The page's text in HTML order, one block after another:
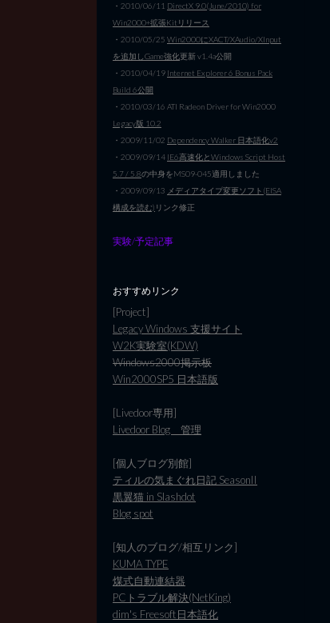
・2010/06/11 DirectX 9.0(June/2010) for
Win2000+拡張Kitリリース
・2010/05/25 Win2000にXACT/XAudio/XInput
を追加しGame強化更新 v1.4a公開
・2010/04/19 Internet Explorer 6 Bonus Pack
Build 6公開
・2010/03/16 ATI Radeon Driver for Win2000
Legacy版 10.2
・2009/11/02 Dependency Walker 日本語化v2
・2009/09/14 IE6高速化とWindows Script Host
5.7 / 5.8の中身をMS09-045適用しました
・2009/09/13 メディアタイプ変更ソフト(EISA
構成を読む) リンク修正
実験/予定記事
おすすめリンク
[Project]
Legacy Windows 支援サイト
W2K実験室(KDW)
Windows2000掲示板
Win2000SP5 日本語版
[Livedoor専用]
Livedoor Blog 管理
[個人ブログ別館]
ティルの気まぐれ日記 SeasonII
黒翼猫 in Slashdot
Blog spot
[知人のブログ/相互リンク]
KUMA TYPE
煤式自動連結器
PCトラブル解決(NetKing)
dim's Freesoft日本語化